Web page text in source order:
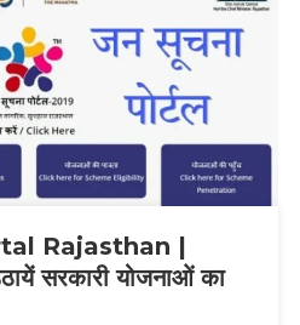
Rajasthan |
सरकारी योजनाओं का